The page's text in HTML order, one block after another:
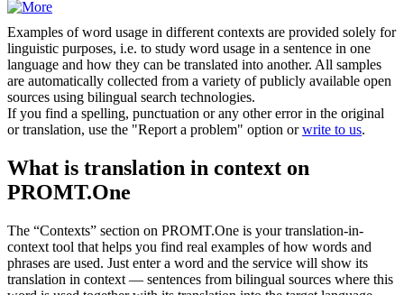
Examples of word usage in different contexts are provided solely for
linguistic purposes, i.e. to study word usage in a sentence in one
language and how they can be translated into another. All samples
are automatically collected from a variety of publicly available open
sources using bilingual search technologies.
If you find a spelling, punctuation or any other error in the original
or translation, use the "Report a problem" option orwrite to us.
What is translation in context on
PROMT.One
The “Contexts” section on PROMT.One is your translation-in-
context tool that helps you find real examples of how words and
phrases are used. Just enter a word and the service will show its
translation in context — sentences from bilingual sources where this